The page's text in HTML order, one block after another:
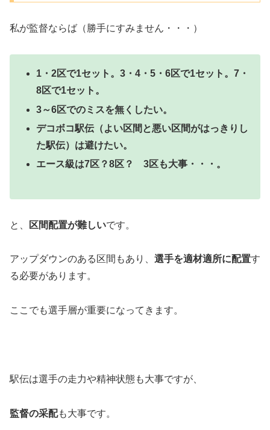
私が監督ならば（勝手にすみません・・・）
1・2区で1セット。3・4・5・6区で1セット。7・
8区で1セット。
3～6区でのミスを無くしたい。
デコボコ駅伝（よい区間と悪い区間がはっきりし
た駅伝）は避けたい。
エース級は7区？8区？ 3区も大事・・・。
と、 区間配置が難しいです。
アップダウンのある区間もあり、 選手を適材適所に配置す
る必要があります。
ここでも選手層が重要になってきます。
駅伝は選手の走力や精神状態も大事ですが、
監督の采配も大事です。